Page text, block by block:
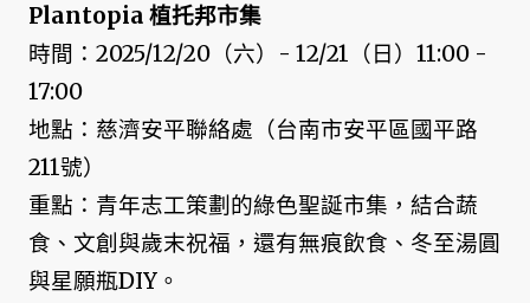
Plantopia 植托邦市集
時間：2025/12/20（六）- 12/21（日）11:00 -
17:00
地點：慈濟安平聯絡處（台南市安平區國平路
211號）
重點：青年志工策劃的綠色聖誕市集，結合蔬
食、文創與歲末祝福，還有無痕飲食、冬至湯圓
與星願瓶DIY。